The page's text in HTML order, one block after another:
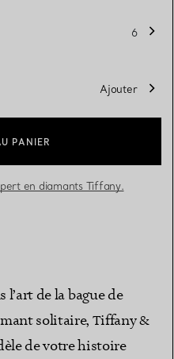
6
Ajouter
PANIER
en diamants Tiffany.
de la bague de
solitaire, Tiffany &
de votre histoire